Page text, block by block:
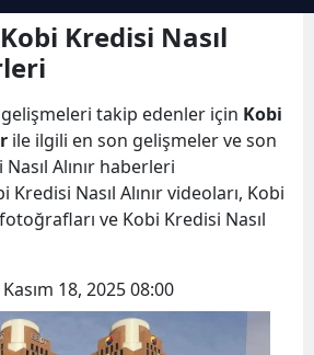
Kredisi Nasıl
takip edenler için Kobi
ile ilgili en son gelişmeler ve son
Alınır haberleri
Kredisi Nasıl Alınır videoları, Kobi
fotoğrafları ve Kobi Kredisi Nasıl
Kasım 18, 2025 08:00